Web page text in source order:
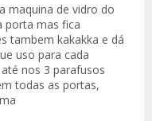
maquina de vidro do
porta mas fica
tambem kakakka e dá
uso para cada
nos 3 parafusos
todas as portas,